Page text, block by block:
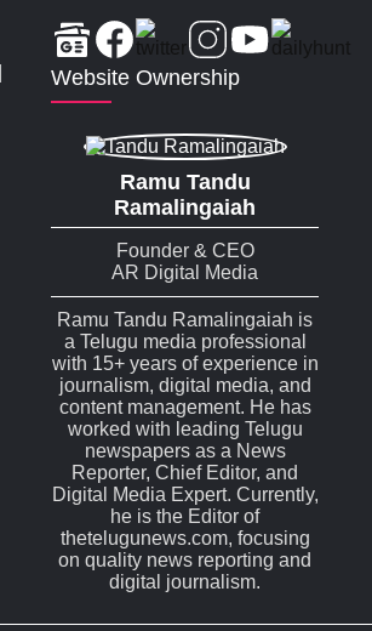
Website Ownership
Ramu Tandu
Ramalingaiah
Founder & CEO
AR Digital Media
Ramu Tandu Ramalingaiah is
a Telugu media professional
with 15+ years of experience in
journalism, digital media, and
content management. He has
worked with leading Telugu
newspapers as a News
Reporter, Chief Editor, and
Digital Media Expert. Currently,
he is the Editor of
thetelugunews.com, focusing
on quality news reporting and
digital journalism.